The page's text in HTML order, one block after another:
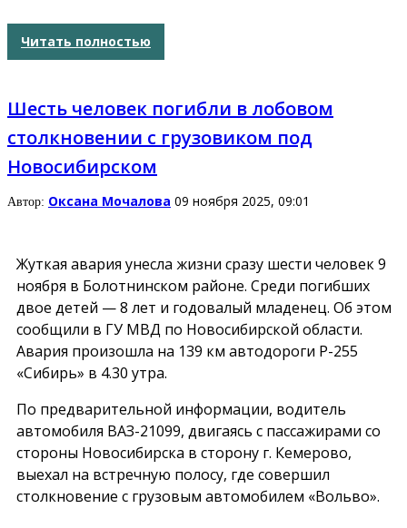
Читать полностью
Шесть человек погибли в лобовом
столкновении с грузовиком под
Новосибирском
Автор: Оксана Мочалова 09 ноября 2025, 09:01
Жуткая авария унесла жизни сразу шести человек 9
ноября в Болотнинском районе. Среди погибших
двое детей — 8 лет и годовалый младенец. Об этом
сообщили в ГУ МВД по Новосибирской области.
Авария произошла на 139 км автодороги Р-255
«Сибирь» в 4.30 утра.
По предварительной информации, водитель
автомобиля ВАЗ-21099, двигаясь с пассажирами со
стороны Новосибирска в сторону г. Кемерово,
выехал на встречную полосу, где совершил
столкновение с грузовым автомобилем «Вольво».